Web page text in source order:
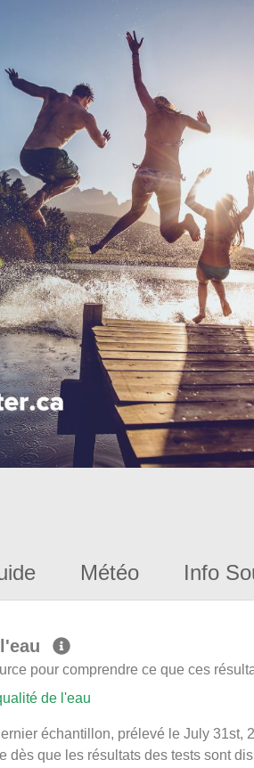
Météo Info
pour comprendre ce que ces
de l'eau
échantillon, prélevé le July 31st,
dès que les résultats des tests sont